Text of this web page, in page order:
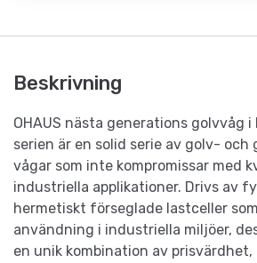
Beskrivning
OHAUS nästa generations golvvåg
serien är en solid serie av golv- och
vågar som inte kompromissar med
industriella applikationer. Drivs av
hermetiskt förseglade lastceller
användning i industriella miljöer,
en unik kombination av